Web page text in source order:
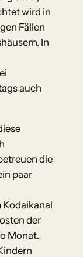
wird in
Fällen
In
auch
die
paar
Kodaikanal
der
Monat.